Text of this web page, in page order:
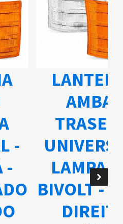
-
-
- LADO
MB
2005
ou